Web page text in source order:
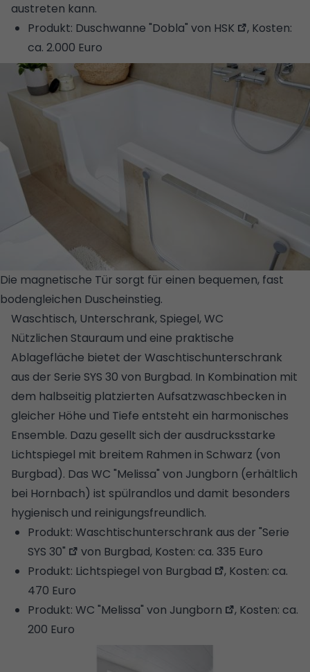
austreten kann.
Produkt: Duschwanne "Dobla" von HSK
, Kosten:
ca. 2.000 Euro
Die magnetische Tür sorgt für einen bequemen, fast
bodengleichen Duscheinstieg.
Waschtisch, Unterschrank, Spiegel, WC
Nützlichen Stauraum und eine praktische
Ablagefläche bietet der Waschtischunterschrank
aus der Serie SYS 30 von Burgbad. In Kombination mit
dem halbseitig platzierten Aufsatzwaschbecken in
gleicher Höhe und Tiefe entsteht ein harmonisches
Ensemble. Dazu gesellt sich der ausdrucksstarke
Lichtspiegel mit breitem Rahmen in Schwarz (von
Burgbad). Das WC "Melissa" von Jungborn (erhältlich
bei Hornbach) ist spülrandlos und damit besonders
hygienisch und reinigungsfreundlich.
Produkt: Waschtischunterschrank aus der "Serie
SYS 30"
von Burgbad, Kosten: ca. 335 Euro
Produkt: Lichtspiegel von Burgbad
, Kosten: ca.
470 Euro
Produkt: WC "Melissa" von Jungborn
, Kosten: ca.
200 Euro